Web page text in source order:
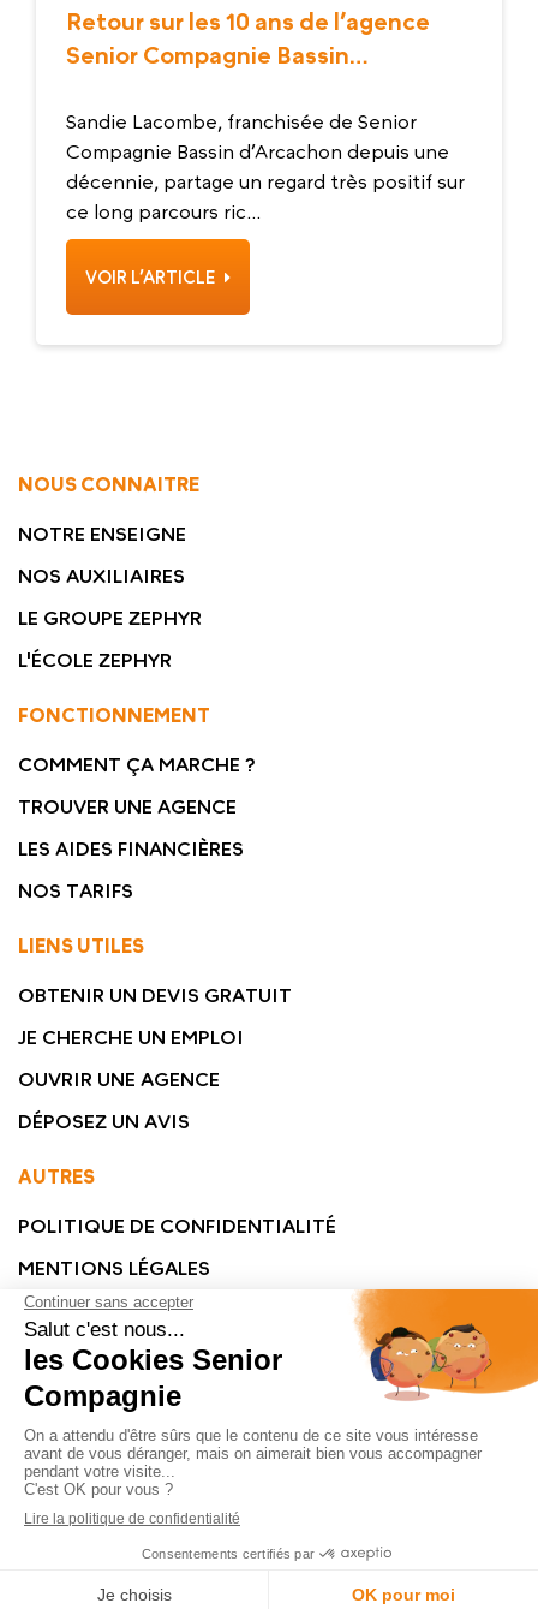
Retour sur les 10 ans de l’agence
Senior Compagnie Bassin
Sandie Lacombe, franchisée de Senior
Compagnie Bassin d’Arcachon depuis une
décennie, partage un regard très positif sur
ce long parcours ric...
VOIR L’ARTICLE
NOUS CONNAITRE
NOTRE ENSEIGNE
NOS AUXILIAIRES
LE GROUPE ZEPHYR
L'ÉCOLE ZEPHYR
FONCTIONNEMENT
COMMENT ÇA MARCHE ?
TROUVER UNE AGENCE
LES AIDES FINANCIÈRES
NOS TARIFS
LIENS UTILES
OBTENIR UN DEVIS GRATUIT
JE CHERCHE UN EMPLOI
OUVRIR UNE AGENCE
DÉPOSEZ UN AVIS
AUTRES
POLITIQUE DE CONFIDENTIALITÉ
MENTIONS LÉGALES